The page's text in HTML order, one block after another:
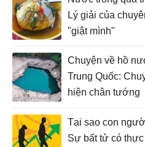
Lý giải của
"giật mình"
Chuyện về hồ
Trung Quốc:
hiện chân tướng
Tại sao con
Sự bất tử có